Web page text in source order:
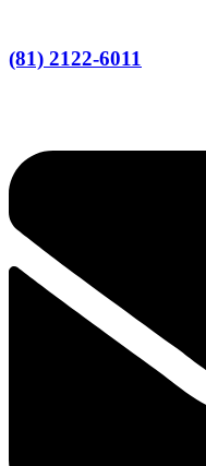
(81) 2122-6011